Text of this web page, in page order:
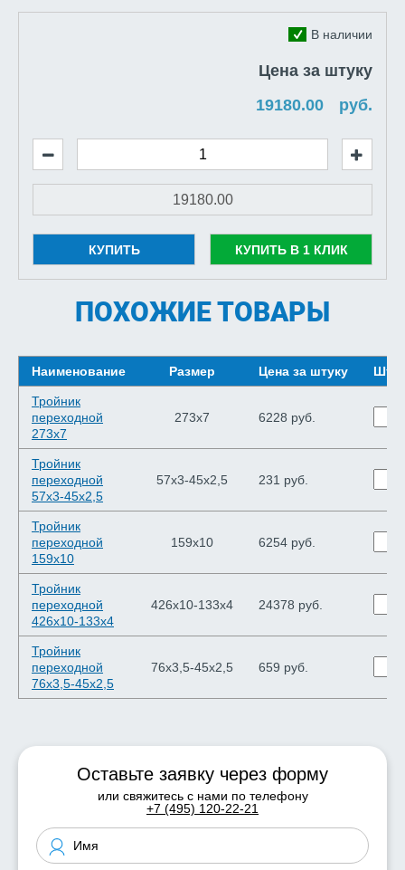
В наличии
Цена за штуку
руб.
КУПИТЬ КУПИТЬ В 1 КЛИК
ПОХОЖИЕ ТОВАРЫ
Наименование Размер Цена за штуку
Тройник
переходной
273х7
273х7 6228 руб.
Тройник
переходной
57х3-45х2,5
57х3-45х2,5 231 руб.
Тройник
переходной
159х10
159х10 6254 руб.
Тройник
переходной
426х10-133х4
426х10-133х4 24378 руб.
Тройник
переходной
76х3,5-45х2,5
76х3,5-45х2,5 659 руб.
Оставьте заявку через форму
или свяжитесь с нами по телефону
+7 (495) 120-22-21